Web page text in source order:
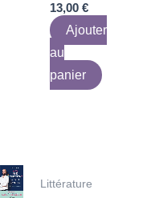
13,00 €
Ajouter
au
panier
Littérature